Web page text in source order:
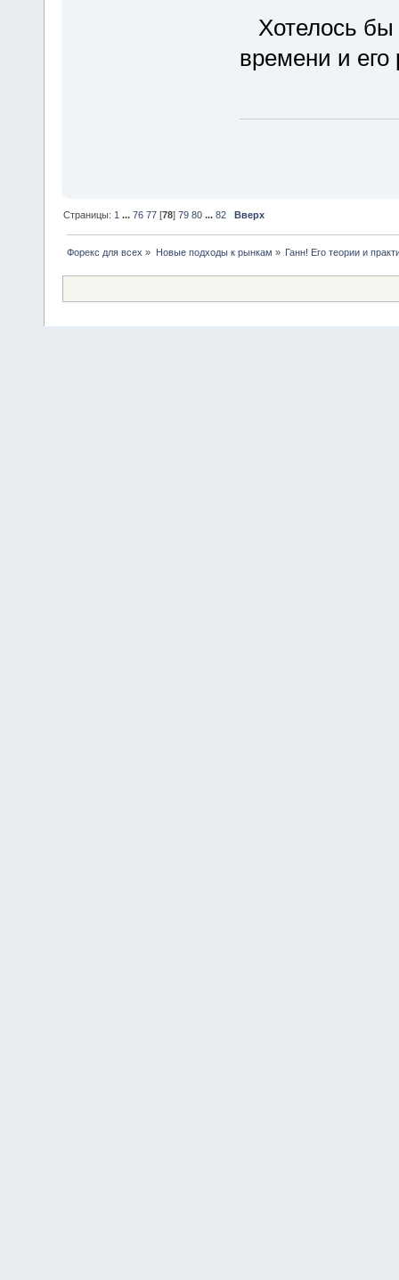
Хотелось бы
времени и его
Страницы: 1 ...76 77 [78]79 80 ...82 Вверх
Форекс для всех » Новые подходы к рынкам » Ганн! Его теории и